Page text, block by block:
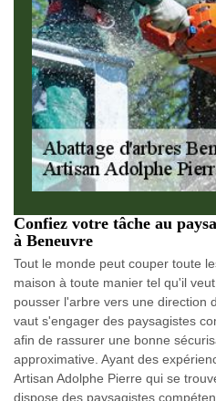
Confiez votre tâche au
à Beneuvre
Tout le monde peut couper toute
maison à toute manier tel qu'il
pousser l'arbre vers une direction
vaut s'engager des paysagistes
afin de rassurer une bonne
approximative. Ayant des
Artisan Adolphe Pierre qui se
dispose des paysagistes